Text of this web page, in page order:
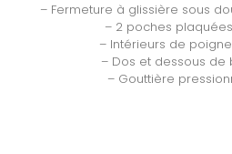
– Fermeture à glissière sous
– 2 poches
– Intérieurs de
– Dos et dessous de
– Gouttière